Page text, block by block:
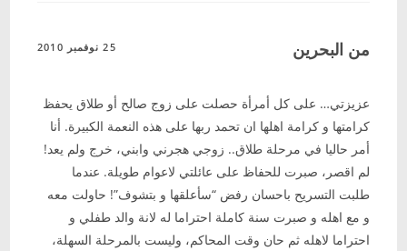
من البحرين 25 نوفمبر 2010
عزيزتي… على كل أمرأة حصلت على زوج صالح أو طلاق يحفظ
كرامتها و كرامة اهلها ان تحمد ربها على هذه النعمة الكبيرة. أنا
أمر حاليا في مرحلة طلاق.. زوجي هجرني وابني، خرج ولم يعد!
لم اقصر، صبرت للحفاظ على عائلتي لاعوام طويلة. عندما
طلبت التسريح باحسان رفض “سأعلقها و بتشوف”! حاولت معه
و مع اهله و صبرت سنة كاملة احتراما له لانة والد طفلي و
احتراما لاهله ثم حان وقت المحاكم، وليست بالمرحلة السهلة،